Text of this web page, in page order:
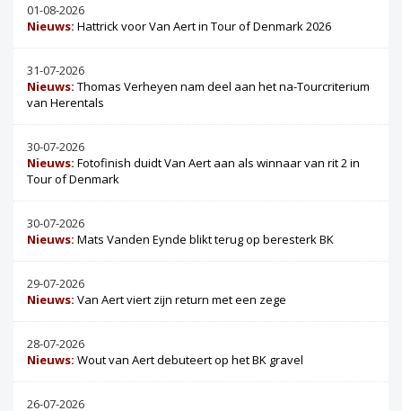
01-08-2026
Nieuws: Hattrick voor Van Aert in Tour of Denmark 2026
31-07-2026
Nieuws: Thomas Verheyen nam deel aan het na-Tourcriterium
van Herentals
30-07-2026
Nieuws: Fotofinish duidt Van Aert aan als winnaar van rit 2 in
Tour of Denmark
30-07-2026
Nieuws: Mats Vanden Eynde blikt terug op beresterk BK
29-07-2026
Nieuws: Van Aert viert zijn return met een zege
28-07-2026
Nieuws: Wout van Aert debuteert op het BK gravel
26-07-2026